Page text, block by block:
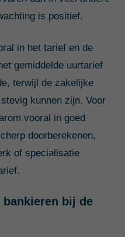
is positief.
in het tarief en de
gemiddelde uurtarief
terwijl de zakelijke
kunnen zijn. Voor
vooral in goed
doorberekenen,
of specialisatie
bij de